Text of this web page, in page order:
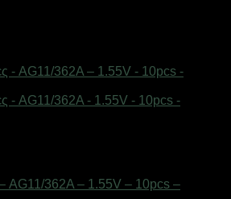
– AG11/362A – 1.55V – 10pcs –